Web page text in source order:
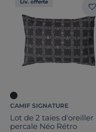
Liv. offerte
CAMIF SIGNATURE
Lot de 2 taies d'oreiller
percale Néo Rétro